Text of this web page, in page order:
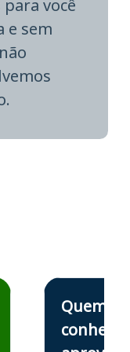
você
e sem
Concursos emEstudante Elais
Quem
conhece,